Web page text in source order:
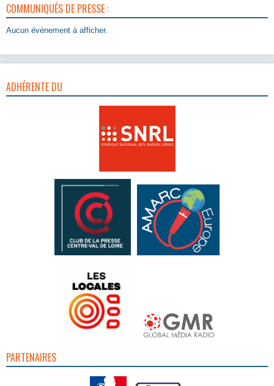
COMMUNIQUÉS DE PRESSE :
Aucun évènement à afficher.
ADHÉRENTE DU
PARTENAIRES